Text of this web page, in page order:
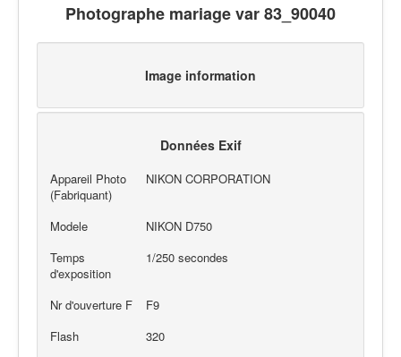
Photographe mariage var 83_90040
Image information
Données Exif
Appareil Photo
(Fabriquant)
NIKON CORPORATION
Modele
NIKON D750
Temps
d'exposition
1/250 secondes
Nr d'ouverture F
F9
Flash
320